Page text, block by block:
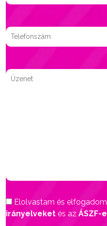
Elolvastam és
irányelveket és az ÁSZF-